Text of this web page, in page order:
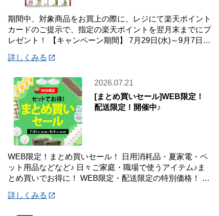
期間中、対象商品をお買上の際に、レジにて楽天ポイント
カードのご提示で、指定の楽天ポイントを翌月末までにプ
レゼント！ 【キャンペーン期間】 7月29日(水)～9月7日
詳しくみる
2026.07.21
[まとめ買いセール]WEB限定！
配送限定！開催中♪
WEB限定！まとめ買いセール！ 日用消耗品・夏家電・ペ
ット用品などなど♪ 日々ご家庭・職場で使うアイテム♪ま
とめ買いでお得に！ WEB限定・配送限定の特別価格！ た
詳しくみる